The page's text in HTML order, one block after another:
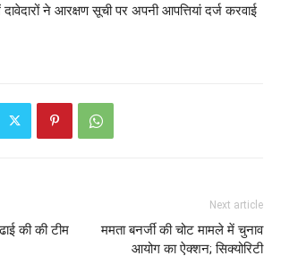
दावेदारों ने आरक्षण सूची पर अपनी आपत्तियां दर्ज करवाई
की की टीम
Next article
ममता बनर्जी की चोट मामले में चुनाव
आयोग का ऐक्शन; सिक्योरिटी